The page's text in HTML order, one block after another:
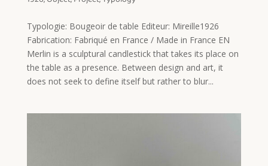
Typologie: Bougeoir de table Editeur: Mireille1926
Fabrication: Fabriqué en France / Made in France EN
Merlin is a sculptural candlestick that takes its place on
the table as a presence. Between design and art, it
does not seek to define itself but rather to blur...